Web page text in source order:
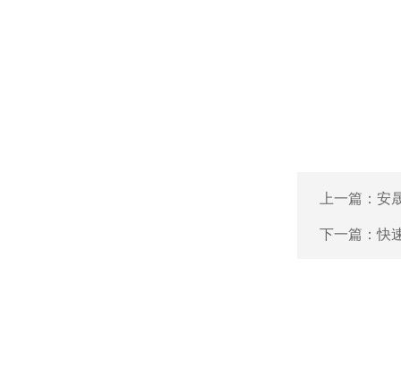
上一篇： 安
下一篇：快